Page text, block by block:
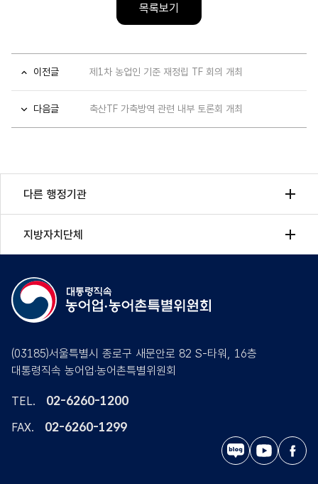
목록보기
이전글 제1차 농업인 기준 재정립 TF 회의 개최
다음글 축산TF 가축방역 관련 내부 토론회 개최
다른 행정기관
지방자치단체
(03185)서울특별시 종로구 새문안로 82 S-타워, 16층
대통령직속 농어업·농어촌특별위원회
TEL. 02-6260-1200
FAX. 02-6260-1299
블
로
유
튜
페
이